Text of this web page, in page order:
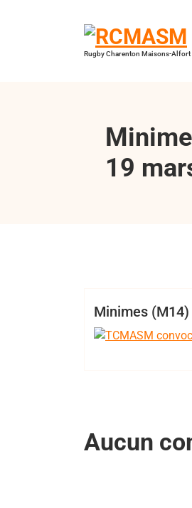
Rugby Charenton Maisons-Alfort
19
Club Minimes
Minimes
Aucun